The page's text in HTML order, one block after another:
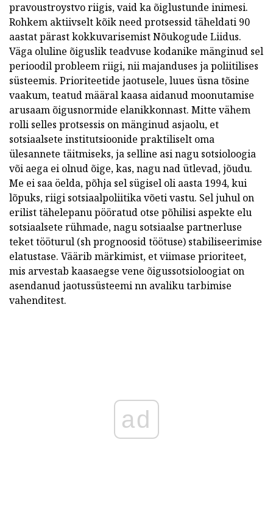
pravoustroystvo riigis, vaid ka õiglustunde inimesi.
Rohkem aktiivselt kõik need protsessid täheldati 90
aastat pärast kokkuvarisemist Nõukogude Liidus.
Väga oluline õiguslik teadvuse kodanike mänginud sel
perioodil probleem riigi, nii majanduses ja poliitilises
süsteemis. Prioriteetide jaotusele, luues üsna tõsine
vaakum, teatud määral kaasa aidanud moonutamise
arusaam õigusnormide elanikkonnast. Mitte vähem
rolli selles protsessis on mänginud asjaolu, et
sotsiaalsete institutsioonide praktiliselt oma
ülesannete täitmiseks, ja selline asi nagu sotsioloogia
või aega ei olnud õige, kas, nagu nad ütlevad, jõudu.
Me ei saa öelda, põhja sel sügisel oli aasta 1994, kui
lõpuks, riigi sotsiaalpoliitika võeti vastu. Sel juhul on
erilist tähelepanu pööratud otse põhilisi aspekte elu
sotsiaalsete rühmade, nagu sotsiaalse partnerluse
teket tööturul (sh prognoosid töötuse) stabiliseerimise
elatustase. Väärib märkimist, et viimase prioriteet,
mis arvestab kaasaegse vene õigussotsioloogiat on
asendanud jaotussüsteemi nn avaliku tarbimise
vahenditest.
ad